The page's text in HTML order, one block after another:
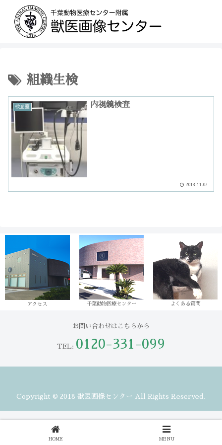
組織生検
検査室 内視鏡検査
2018.11.07
アクセス 千葉動物医療センター よくある質問
お問い合わせはこちらから
TEL: 0120-331-099
Copyright © 2018 獣医画像センター All Rights Reserved.
HOME MENU